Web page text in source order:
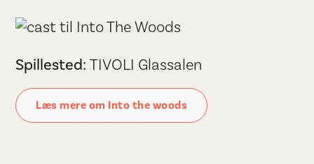
Spillested:TIVOLI Glassalen
Læs mere om Into the woods